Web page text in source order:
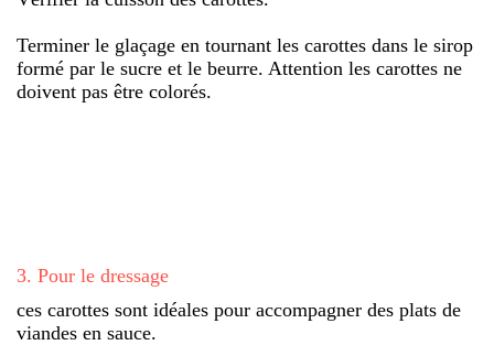
Terminer le glaçage en tournant les carottes dans le sirop
formé par le sucre et le beurre. Attention les carottes ne
doivent pas être colorés.
3. Pour le dressage
ces carottes sont idéales pour accompagner des plats de
viandes en sauce.